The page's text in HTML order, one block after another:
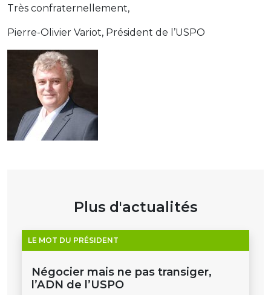
Très confraternellement,
Pierre-Olivier Variot, Président de l’USPO
Plus d'actualités
LE MOT DU PRÉSIDENT
Négocier mais ne pas transiger,
l’ADN de l’USPO